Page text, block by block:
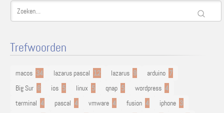
Trefwoorden
macos 34 lazarus pascal 12 lazarus 9 arduino 7
Big Sur 6 ios 5 linux 5 qnap 5 wordpress 4
terminal 4 pascal 4 vmware 4 fusion 4 iphone 3